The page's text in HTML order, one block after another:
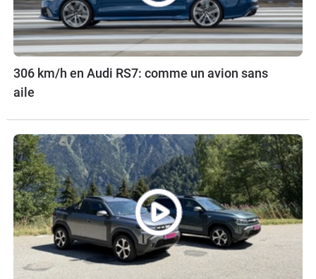
306 km/h en Audi RS7: comme un avion sans
aile